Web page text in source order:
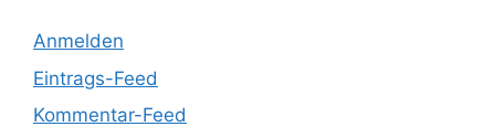
Anmelden
Eintrags-Feed
Kommentar-Feed